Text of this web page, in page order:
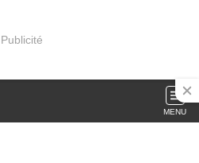
Publicité
MENU